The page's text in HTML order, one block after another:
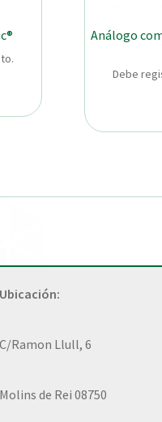
Análogo
Debe
Ubicación:
C/Ramon Llull, 6
Molins de Rei 08750